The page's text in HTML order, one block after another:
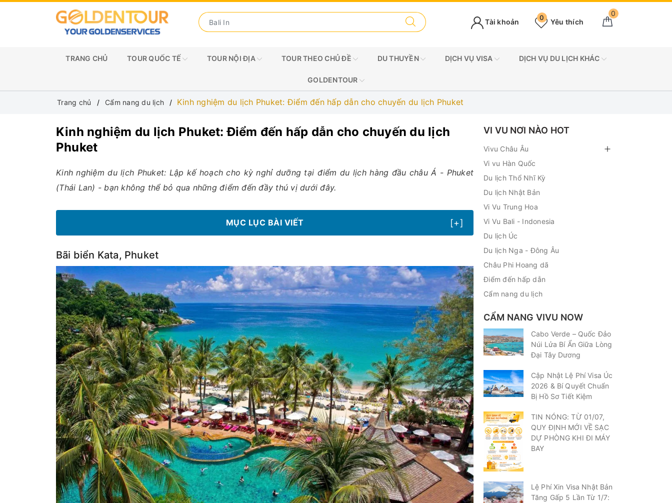
0
Yêu thích
0
Tài khoản
TRANG CHỦ TOUR QUỐC TẾ TOUR NỘI ĐỊA TOUR THEO CHỦ ĐỀ DU THUYỀN DỊCH VỤ VISA DỊCH VỤ DU LỊCH KHÁC
GOLDENTOUR
Trang chủ Cẩm nang du lịch Kinh nghiệm du lịch Phuket: Điểm đến hấp dẫn cho chuyến du lịch Phuket
Kinh nghiệm du lịch Phuket: Điểm đến hấp dẫn cho chuyến du lịch
Phuket
Kinh nghiệm du lịch Phuket: Lập kế hoạch cho kỳ nghỉ dưỡng tại điểm du lịch hàng đầu châu Á - Phuket
(Thái Lan) - bạn không thể bỏ qua những điểm đến đầy thú vị dưới đây.
MỤC LỤC BÀI VIẾT [+]
Bãi biển Kata, Phuket
VI VU NƠI NÀO HOT
Vivu Châu Âu
Vi vu Hàn Quốc
Du lịch Thổ Nhĩ Kỳ
Du lịch Nhật Bản
Vi Vu Trung Hoa
Vi Vu Bali - Indonesia
Du lịch Úc
Du lịch Nga - Đông Âu
Châu Phi Hoang dã
Điểm đến hấp dẫn
Cẩm nang du lịch
CẨM NANG VIVU NOW
Cabo Verde – Quốc Đảo
Núi Lửa Bí Ẩn Giữa Lòng
Đại Tây Dương
Cập Nhật Lệ Phí Visa Úc
2026 & Bí Quyết Chuẩn
Bị Hồ Sơ Tiết Kiệm
TIN NÓNG: TỪ 01/07,
QUY ĐỊNH MỚI VỀ SẠC
DỰ PHÒNG KHI ĐI MÁY
BAY
Lệ Phí Xin Visa Nhật Bản
Tăng Gấp 5 Lần Từ 1/7: